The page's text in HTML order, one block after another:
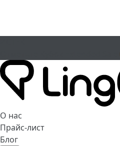
О нас
Прайс-лист
Блог